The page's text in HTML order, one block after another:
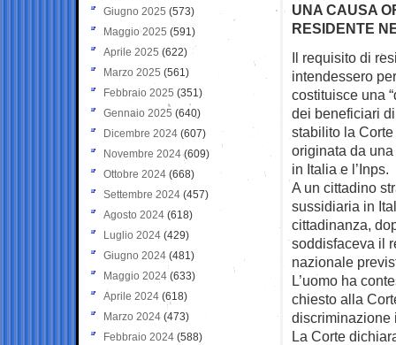
UNA CAUSA
RESIDENTE
Il requisito di
intendessero
costituisce una
dei beneficiari
stabilito la
originata da
in Italia e l’Inps.
A un cittadino
sussidiaria in
cittadinanza,
soddisfaceva il
nazionale
L’uomo ha
chiesto alla
discriminazione
La Corte
Giugno 2025 (573)
Maggio 2025 (591)
Aprile 2025 (622)
Marzo 2025 (561)
Febbraio 2025 (351)
Gennaio 2025 (640)
Dicembre 2024 (607)
Novembre 2024(609)
Ottobre 2024 (668)
Settembre 2024 (457)
Agosto 2024 (618)
Luglio 2024 (429)
Giugno 2024 (481)
Maggio 2024 (633)
Aprile 2024 (618)
Marzo 2024 (473)
Febbraio 2024 (588)